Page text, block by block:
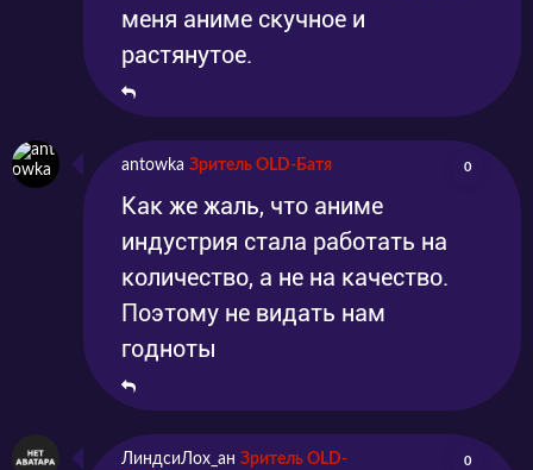
меня аниме скучное и
растянутое.
antowka Зритель OLD-Батя 0
Как же жаль, что аниме
индустрия стала работать на
количество, а не на качество.
Поэтому не видать нам
годноты
ЛиндсиЛох_ан Зритель OLD-
0